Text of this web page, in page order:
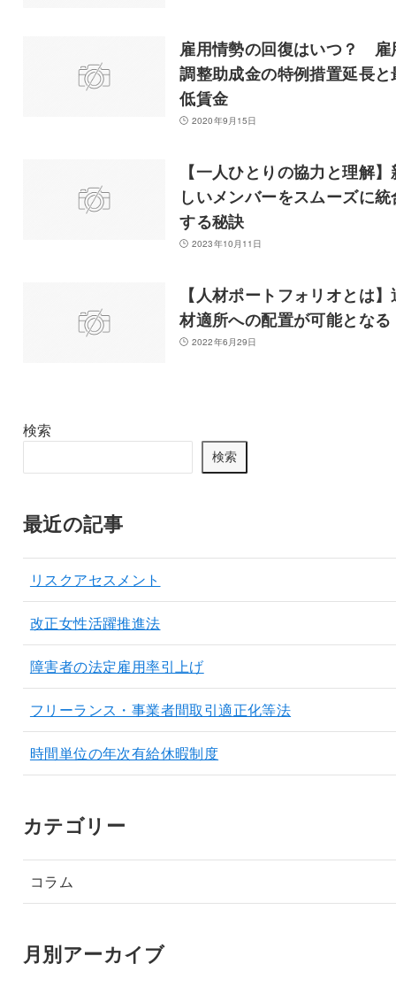
雇用情勢の回復はいつ？ 雇
調整助成金の特例措置延長と
低賃金
2020年9月15日
【一人ひとりの協力と理解】
しいメンバーをスムーズに統
する秘訣
2023年10月11日
【人材ポートフォリオとは】
材適所への配置が可能となる
2022年6月29日
検索
検索
最近の記事
リスクアセスメント
改正女性活躍推進法
障害者の法定雇用率引上げ
フリーランス・事業者間取引適正化等法
時間単位の年次有給休暇制度
カテゴリー
コラム
月別アーカイブ